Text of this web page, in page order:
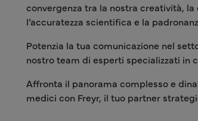
convergenza tra la nostra creatività,
l’accuratezza scientifica e la
Potenzia la tua comunicazione nel
nostro team di esperti specializzati in
Affronta il panorama complesso e
medici con Freyr, il tuo partner